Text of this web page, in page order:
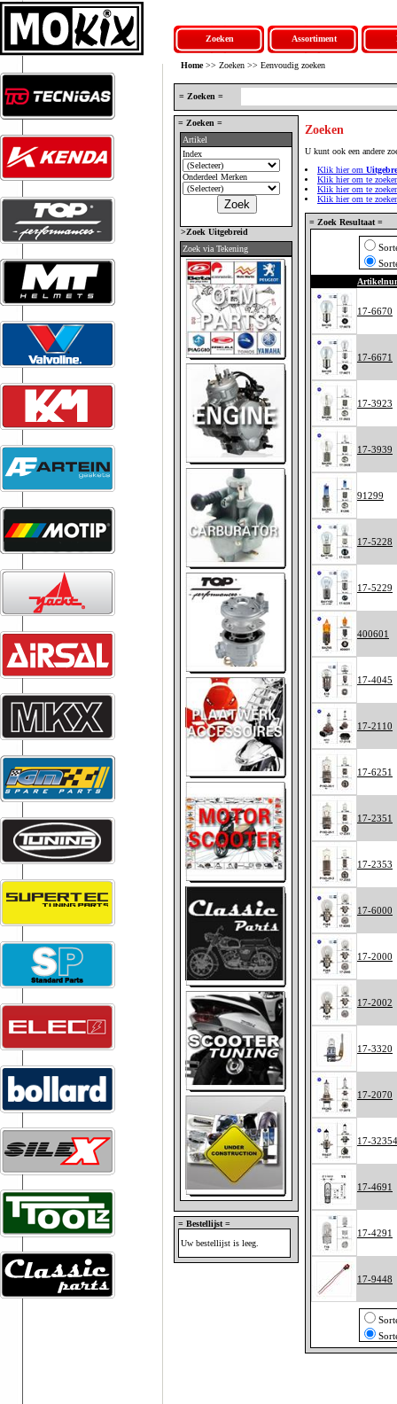
Zoeken Assortiment
Home>> Zoeken >> Eenvoudig zoeken
= Zoeken =
= Zoeken =
Artikel
Index
Onderdeel Merken
>Zoek Uitgebreid
Zoek via Tekening
= Bestellijst =
Uw bestellijst is leeg.
Zoeken
U kunt ook een andere
Klik hier om
Klik hier om te
Klik hier om te
Klik hier om te
= Zoek Resultaat =
17-6670
17-6671
17-3923
17-3939
91299
17-5228
17-5229
400601
17-4045
17-2110
17-6251
17-2351
17-2353
17-6000
17-2000
17-2002
17-3320
17-2070
17-
17-4691
17-4291
17-9448